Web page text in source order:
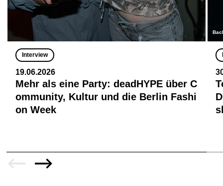
Interview
19.06.2026
Mehr als eine Party: deadHYPE über C
ommunity, Kultur und die Berlin Fashi
on Week